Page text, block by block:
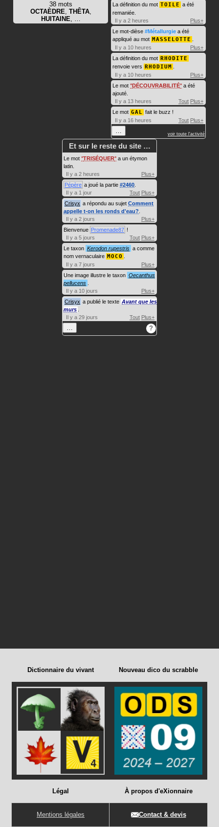
38 mots
OCTAÈDRE, THÊTA,
HUITAINE, …
La définition du mot TOILE a été
remaniée.
Il y a 2 heures
Plus+
Le mot-dièse #Métallurgie a été
appliqué au mot MASSELOTTE
Il y a 10 heures
Plus+
La définition du mot RHODITE
renvoie vers RHODIUM
Il y a 10 heures
Plus+
Le mot DÉCOUVRABILITÉ a été
ajouté.
Il y a 13 heures
Tout Plus+
Le mot GAL fait le buzz !
Il y a 16 heures
Tout Plus+
… voir toute l'activité
Et sur le reste du site …
Le mot TRISÉQUER a un étymon
latin.
Il y a 2 heures
Plus+
Pépère a joué la partie #2460
Il y a 1 jour
Tout Plus+
Crisyx a répondu au sujet Comment
appelle t-on les ronds d'eau?
Il y a 2 jours
Plus+
Bienvenue Promenade87 !
Il y a 5 jours
Tout Plus+
Le taxon Kerodon rupestris a comme
nom vernaculaire MOCO
Il y a 7 jours
Plus+
Une image illustre le taxon Oecanthus
pellucens
Il y a 10 jours
Plus+
Crisyx a publié le texte Avant que les
murs
Il y a 29 jours
Tout Plus+
… ?
Dictionnaire du vivant Nouveau dico du scrabble
Légal
Mentions légales
À propos d'eXionnaire
Contact & devis